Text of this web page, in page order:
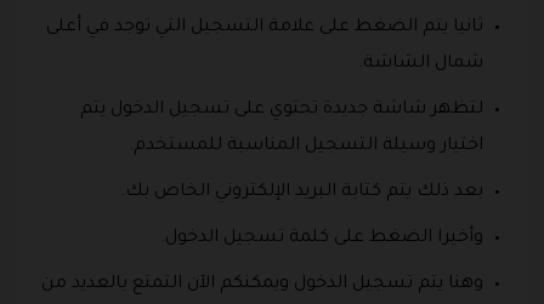
ثانيا يتم الضغط على علامة التسجيل التي توجد في أعلى
شمال الشاشة.
لتظهر شاشة جديدة تحتوي على تسجيل الدخول يتم
اختيار وسيلة التسجيل المناسبة للمستخدم.
بعد ذلك يتم كتابة البريد الإلكتروني الخاص بك.
وأخيرا الضغط على كلمة تسجيل الدخول.
وهنا يتم تسجيل الدخول ويمكنكم الآن التمتع بالعديد من